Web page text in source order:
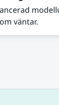
väntar.